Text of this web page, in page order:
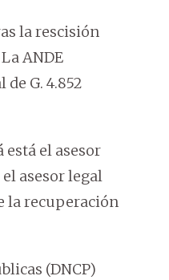
la rescisión
ANDE
G. 4.852
el asesor
asesor legal
la recuperación
(DNCP)